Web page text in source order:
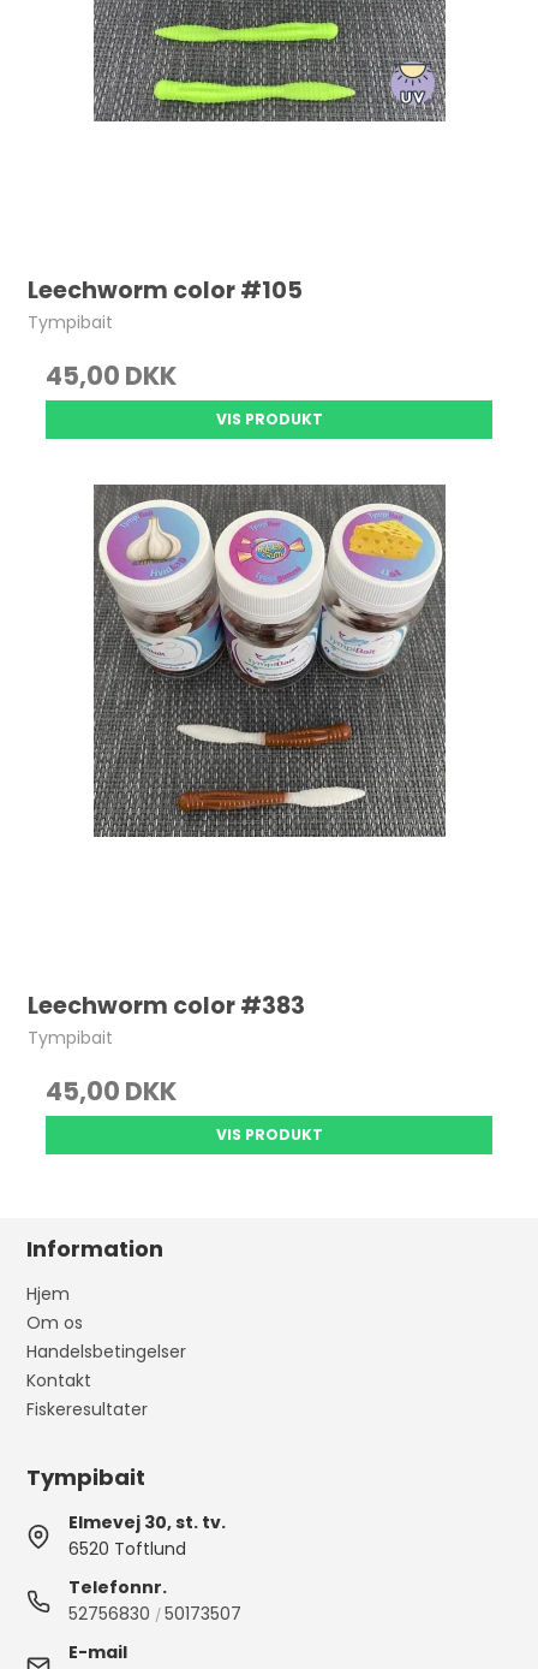
Leechworm color #105
Tympibait
45,00 DKK
VIS PRODUKT
Leechworm color #383
Tympibait
45,00 DKK
VIS PRODUKT
Information
Hjem
Om os
Handelsbetingelser
Kontakt
Fiskeresultater
Tympibait
Elmevej 30, st. tv.
6520 Toftlund
Telefonnr.
52756830 /50173507
E-mail